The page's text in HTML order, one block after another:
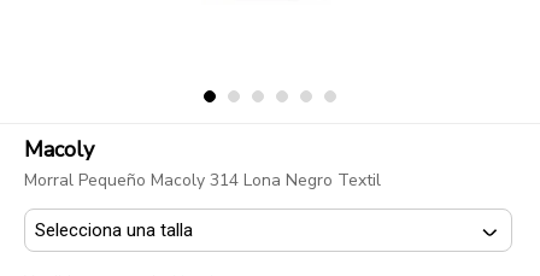
Macoly
Morral Pequeño Macoly 314 Lona Negro Textil